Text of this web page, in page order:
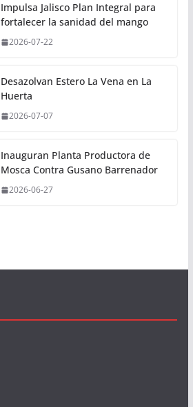
Impulsa Jalisco Plan Integral para
fortalecer la sanidad del mango
2026-07-22
Desazolvan Estero La Vena en La
Huerta
2026-07-07
Inauguran Planta Productora de
Mosca Contra Gusano Barrenador
2026-06-27